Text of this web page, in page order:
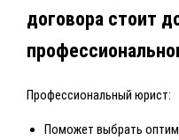
договора стоит
Профессиональный юрист:
Поможет выбрать